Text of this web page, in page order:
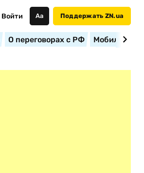
Войти Аа Поддержать ZN.ua
О переговорах с РФ